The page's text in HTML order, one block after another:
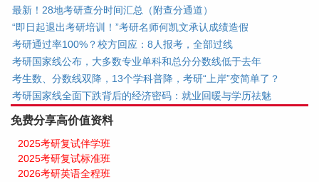
最新！28地考研查分时间汇总（附查分通道）
“即日起退出考研培训！”考研名师何凯文承认成绩造假
考研通过率100%？校方回应：8人报考，全部过线
考研国家线公布，大多数专业单科和总分分数线低于去年
考生数、分数线双降，13个学科普降，考研“上岸”变简单了？
考研国家线全面下跌背后的经济密码：就业回暖与学历祛魅
免费分享高价值资料
2025考研复试伴学班
2025考研复试标准班
2026考研英语全程班